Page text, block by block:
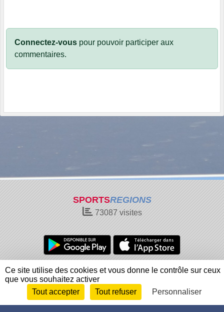
Connectez-vous pour pouvoir participer aux
commentaires.
SPORTSREGIONS
73087 visites
Charte cookies
Gestion des cookies
Informations légales
Signaler un contenu inapproprié
Envie de participer ?
Connexion
Ce site utilise des cookies et vous donne le contrôle sur ceux
que vous souhaitez activer
Tout accepter
Tout refuser Personnaliser